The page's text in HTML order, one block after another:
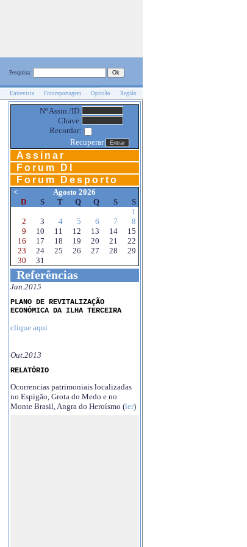
Pesquisa:
Entrevista Fotoreportagem Opinião Região
Nº Assin./ID:
Chave:
Recordar:
Recuperar
Assinar
Forum DI
Forum Desporto
<
Agosto 2026
D
S T Q Q S
S
1
2
3 4 5 6 7
8
9
10 11 12 13 14
15
16
17 18 19 20 21
22
23
24 25 26 27 28
29
30
31
Referências
Jan.2015
PLANO DE REVITALIZAÇÃO
ECONÓMICA DA ILHA TERCEIRA
clique aqui
Out.2013
RELATÓRIO
Ocorrencias patrimoniais localizadas
no Espigão, Grota do Medo e no
Monte Brasil, Angra do Heroísmo (ler)